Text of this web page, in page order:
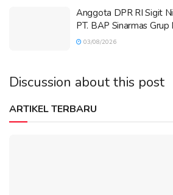
Anggota DPR RI Sigit
PT. BAP Sinarmas Grup
03/08/2026
Discussion about this post
ARTIKEL TERBARU